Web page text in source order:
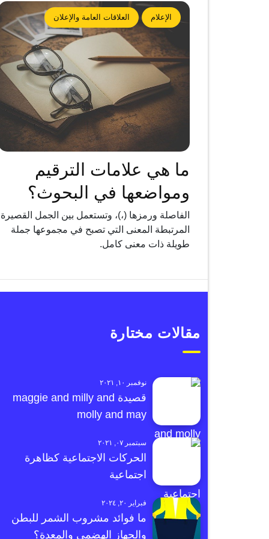
الإعلام العلاقات العامة والإعلان
ما هي علامات الترقيم
ومواضعها في البحوث؟
الفاصلة ورمزها (،)، وتستعمل بين الجمل القصيرة
المرتبطة المعنى التي تصبح في مجموعها جملة
طويلة ذات معنى كامل.
مقالات مختارة
نوفمبر ١٠, ٢٠٢١
قصيدة maggie and milly and
molly and may
سبتمبر ٠٧, ٢٠٢١
الحركات الاجتماعية كظاهرة
اجتماعية
فبراير ٢٠, ٢٠٢٤
ما فوائد مشروب الشمر للبطن
والجهاز الهضمي والمعدة؟